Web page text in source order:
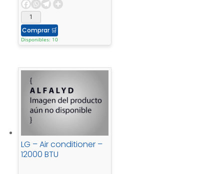
Comprar 🛒
Disponibles: 10
LG – Air conditioner –
12000 BTU